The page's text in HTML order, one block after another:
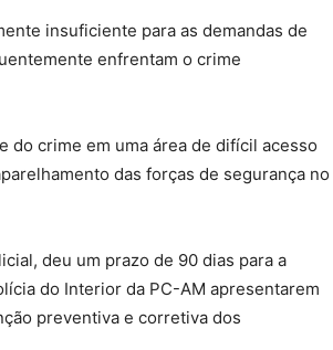
insuficiente para as demandas de
enfrentam o crime
do crime em uma área de difícil acesso
das forças de segurança no
deu um prazo de 90 dias para a
do Interior da PC-AM apresentarem
preventiva e corretiva dos